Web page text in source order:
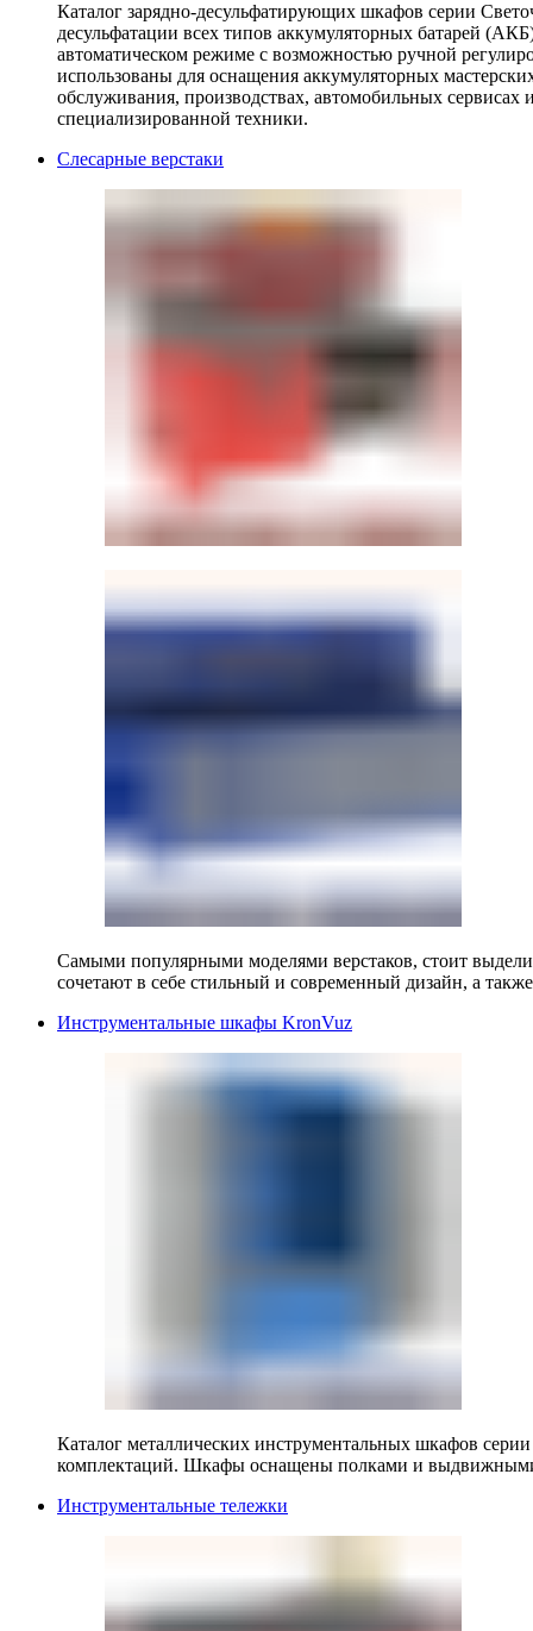
Каталог зарядно-десульфатирующих шкафов серии
десульфатации всех типов аккумуляторных батарей
автоматическом режиме с возможностью ручной
использованы для оснащения аккумуляторных
обслуживания, производствах, автомобильных
специализированной техники.
Слесарные верстаки
Самыми популярными моделями верстаков, стоит
сочетают в себе стильный и современный дизайн, а
Инструментальные шкафы KronVuz
Каталог металлических инструментальных шкафов
комплектаций. Шкафы оснащены полками и
Инструментальные тележки